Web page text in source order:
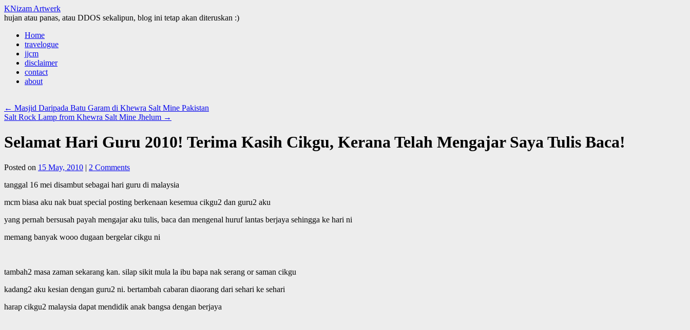
KNizam Artwerk
hujan atau panas, atau DDOS sekalipun, blog ini tetap akan diteruskan :)
Skip
content
Home
travelogue
jjcm
disclaimer
contact
about
← Masjid Daripada Batu Garam di Khewra Salt Mine Pakistan
Salt Rock Lamp from Khewra Salt Mine Jhelum →
Selamat Hari Guru 2010! Terima Kasih Cikgu, Kerana Telah Mengajar Saya Tulis Baca!
Posted on 15 May, 2010 | 2 Comments
tanggal 16 mei disambut sebagai hari guru di malaysia
mcm biasa aku nak buat special posting berkenaan kesemua cikgu2 dan guru2 aku
yang pernah bersusah payah mengajar aku tulis, baca dan mengenal huruf lantas berjaya sehingga ke hari ni
memang banyak wooo dugaan bergelar cikgu ni
tambah2 masa zaman sekarang kan. silap sikit mula la ibu bapa nak serang or saman cikgu
kadang2 aku kesian dengan guru2 ni. bertambah cabaran diaorang dari sehari ke sehari
harap cikgu2 malaysia dapat mendidik anak bangsa dengan berjaya